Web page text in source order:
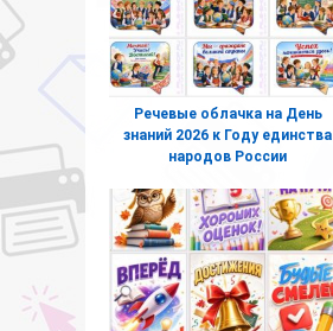
Речевые облачка на День
знаний 2026 к Году единства
народов России